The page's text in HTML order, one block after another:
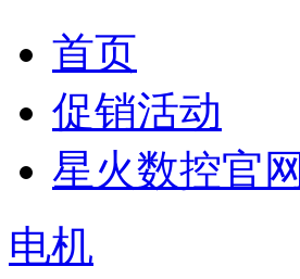
首页
促销活动
星火数控官网
电机